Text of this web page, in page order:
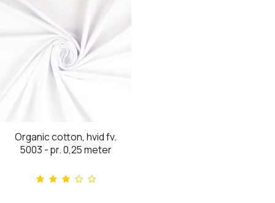
Organic cotton, hvid fv.
5003 - pr. 0,25 meter